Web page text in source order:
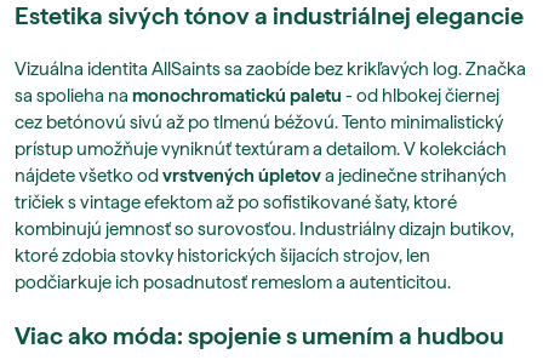
Estetika sivých tónov a industriálnej elegancie
Vizuálna identita AllSaints sa zaobíde bez krikľavých log. Značka
sa spolieha na monochromatickú paletu - od hlbokej čiernej
cez betónovú sivú až po tlmenú béžovú. Tento minimalistický
prístup umožňuje vyniknúť textúram a detailom. V kolekciách
nájdete všetko odvrstvených úpletova jedinečne strihaných
tričiek s vintage efektom až po sofistikované šaty, ktoré
kombinujú jemnosť so surovosťou. Industriálny dizajn butikov,
ktoré zdobia stovky historických šijacích strojov, len
podčiarkuje ich posadnutosť remeslom a autenticitou.
Viac ako móda: spojenie s umením a hudbou